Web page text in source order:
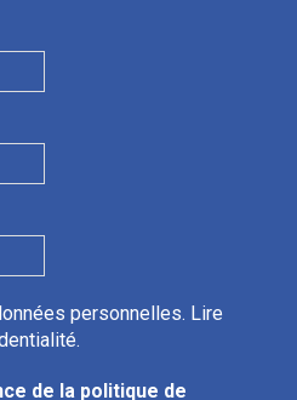
personnelles. Lire
de la politique de